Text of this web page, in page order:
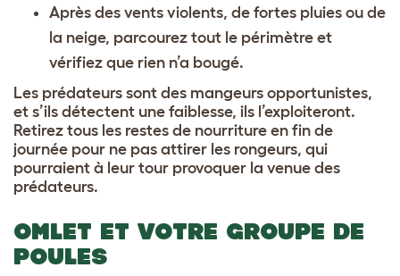
Après des vents violents, de fortes pluies ou de
la neige, parcourez tout le périmètre et
vérifiez que rien n’a bougé.
Les prédateurs sont des mangeurs opportunistes,
et s’ils détectent une faiblesse, ils l’exploiteront.
Retirez tous les restes de nourriture en fin de
journée pour ne pas attirer les rongeurs, qui
pourraient à leur tour provoquer la venue des
prédateurs.
OMLET ET VOTRE GROUPE DE
POULES